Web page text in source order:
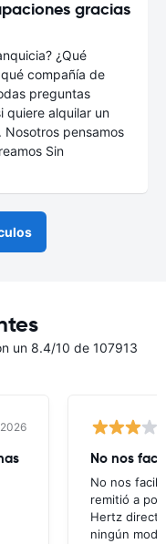
gracias
¿Qué
compañía de
preguntas
quiere alquilar un
pensamos
Sin
un 8.4/10 de 107913
No nos
No nos
remitió a
Hertz
ningún